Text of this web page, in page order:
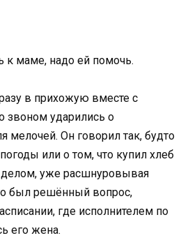
к маме, надо ей помочь.
в прихожую вместе с
звоном ударились о
мелочей. Он говорил так, будто
или о том, что купил хлеб
уже расшнуровывая
был решённый вопрос,
где исполнителем по
его жена.